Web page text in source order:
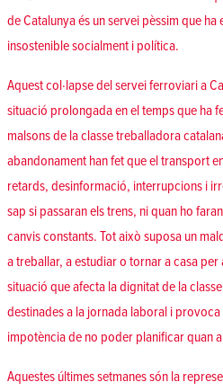
de Catalunya és un servei pèssim que
insostenible socialment i política.
Aquest col·lapse del servei ferroviari a
situació prolongada en el temps que ha
malsons de la classe treballadora
abandonament han fet que el transport
retards, desinformació, interrupcions i
sap si passaran els trens, ni quan ho
canvis constants. Tot això suposa un
a treballar, a estudiar o tornar a casa
situació que afecta la dignitat de la
destinades a la jornada laboral i
impotència de no poder planificar quan
Aquestes últimes setmanes són la